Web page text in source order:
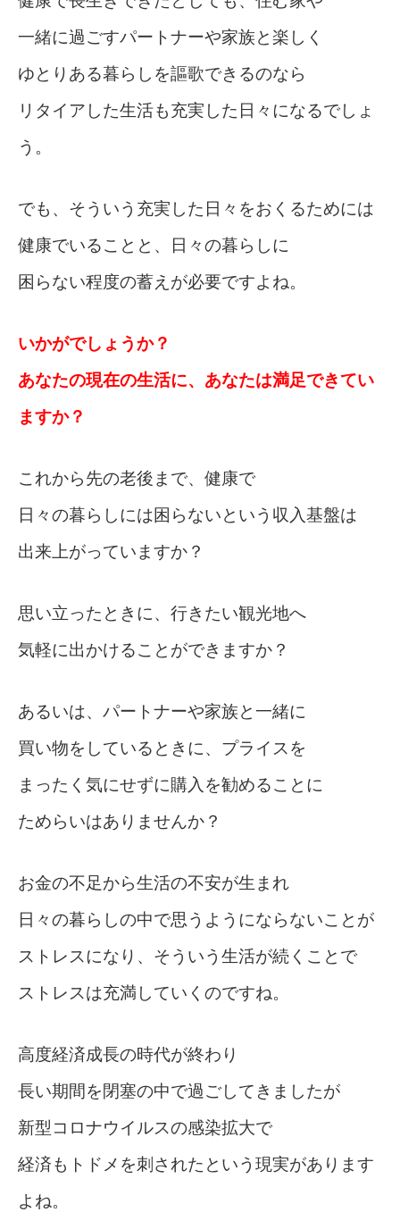
一緒に過ごすパートナーや家族と楽しく
ゆとりある暮らしを謳歌できるのなら
リタイアした生活も充実した日々になるでしょ
う。
でも、そういう充実した日々をおくるためには
健康でいることと、日々の暮らしに
困らない程度の蓄えが必要ですよね。
いかがでしょうか？
あなたの現在の生活に、あなたは満足できてい
ますか？
これから先の老後まで、健康で
日々の暮らしには困らないという収入基盤は
出来上がっていますか？
思い立ったときに、行きたい観光地へ
気軽に出かけることができますか？
あるいは、パートナーや家族と一緒に
買い物をしているときに、プライスを
まったく気にせずに購入を勧めることに
ためらいはありませんか？
お金の不足から生活の不安が生まれ
日々の暮らしの中で思うようにならないことが
ストレスになり、そういう生活が続くことで
ストレスは充満していくのですね。
高度経済成長の時代が終わり
長い期間を閉塞の中で過ごしてきましたが
新型コロナウイルスの感染拡大で
経済もトドメを刺されたという現実があります
よね。